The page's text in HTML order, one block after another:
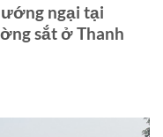
ngại tại
sắt ở Thanh